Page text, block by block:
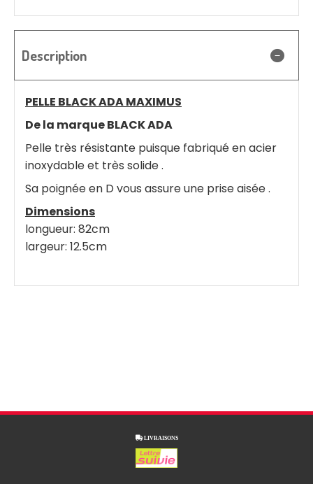
Description
PELLE BLACK ADA MAXIMUS
De la marque BLACK ADA
Pelle très résistante puisque fabriqué en acier
inoxydable et très solide .
Sa poignée en D vous assure une prise aisée .
Dimensions
longueur: 82cm
largeur: 12.5cm
 LIVRAISONS